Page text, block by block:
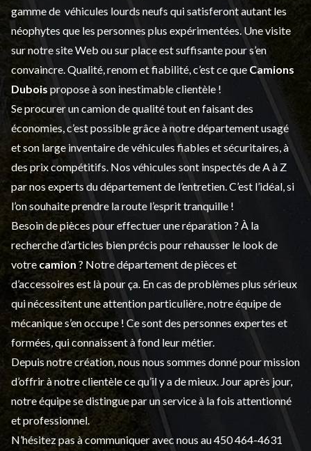
gamme de véhicules lourds neufs qui satisferont autant les
néophytes que les personnes plus expérimentées. Une visite
sur notre site Web ou sur place est suffisante pour s’en
convaincre. Qualité, renom et fiabilité, c’est ce que Camions
Dubois propose à son inestimable clientèle !
Se procurer un camion de qualité tout en faisant des
économies, c’est possible grâce à notredépartement usagé
et son large inventaire de véhicules fiables et sécuritaires, à
des prix compétitifs. Nos véhicules sont inspectés de A à Z
par nos experts du département de l’entretien . C’est l’idéal, si
l’on souhaite prendre la route l’esprit tranquille !
Besoin de pièces pour effectuer une réparation ? À la
recherche d’articles bien précis pour rehausser le look de
votre camion ? Notre département depièces et
d’accessoiresest là pour ça. En cas de problèmes plus sérieux
qui nécessitent une attention particulière, notre équipe de
mécanique s’en occupe ! Ce sont des personnes expertes et
formées, qui connaissent à fond leur métier.
Depuis notre création, nous nous sommes donné pour mission
d’offrir à notre clientèle ce qu’il y a de mieux. Jour après jour,
notre équipe se distingue par un service à la fois attentionné
et professionnel.
N’hésitez pas à communiquer avec nous au450 464-4631